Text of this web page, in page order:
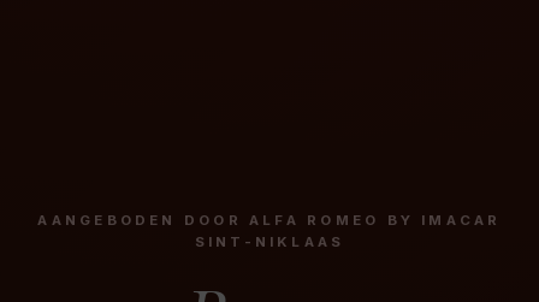
AANGEBODEN DOOR ALFA ROMEO BY IMACAR
SINT-NIKLAAS